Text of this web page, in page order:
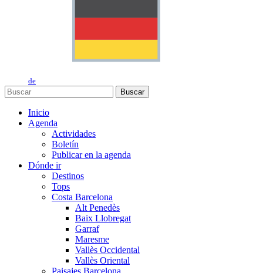
de
Buscar
Inicio
Agenda
Actividades
Boletín
Publicar en la agenda
Dónde ir
Destinos
Tops
Costa Barcelona
Alt Penedès
Baix Llobregat
Garraf
Maresme
Vallès Occidental
Vallès Oriental
Paisajes Barcelona